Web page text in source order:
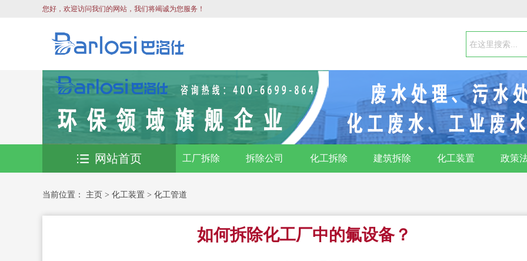
您好，欢迎访问我们的网站，我们将竭诚为您服务！
工厂拆除 拆除公司 化工拆除 建筑拆除 化工装置 政策
网站首页
当前位置： 主页 > 化工装置 > 化工管道
如何拆除化工厂中的氟设备？